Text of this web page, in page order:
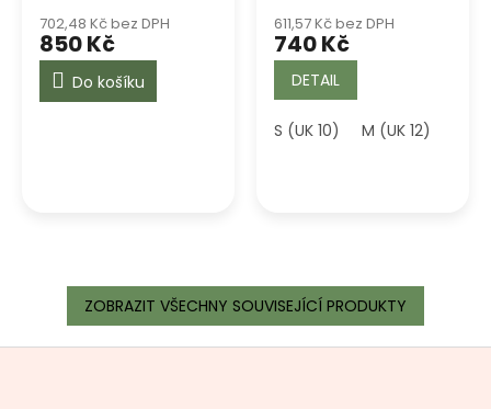
702,48 Kč bez DPH
850 Kč
Do košíku
611,57 Kč bez DPH
740 Kč
DETAIL
S (UK 10) M (UK 12)
ZOBRAZIT VŠECHNY SOUVISEJÍCÍ PRODUKTY
Z